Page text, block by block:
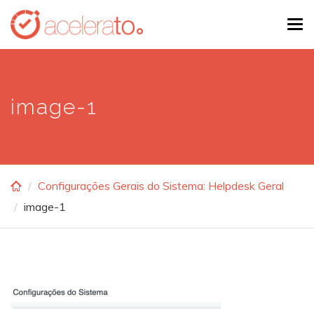
Skip
main
image-1
Configurações Gerais do Sistema: Helpdesk Geral
image-1